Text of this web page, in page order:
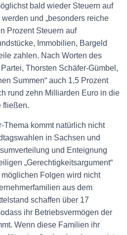
bald wieder Steuern auf
und „besonders reiche
Prozent Steuern auf
Immobilien, Bargeld
zahlen. Nach Worten des
Thorsten Schäfer-Gümbel,
Summen“ auch 1,5 Prozent
rund zehn Milliarden Euro in die
fließen.
Thema kommt natürlich nicht
in Sachsen und
und Enteignung
„Gerechtigkeitsargument“
Folgen wird nicht
aus dem
schaffen über 17
ihr Betriebsvermögen der
Wenn diese Familien ihr